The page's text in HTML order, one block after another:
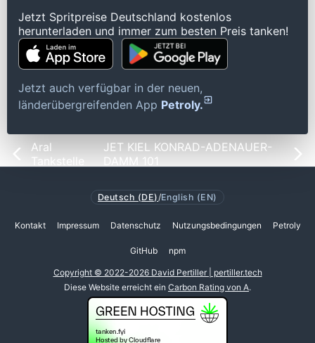
Jetzt Spritpreise Deutschland kostenlos
herunterladen und immer zum besten Preis tanken!
Jetzt auch verfügbar in der neuen,
länderübergreifenden App Petroly.
Aral
Tankstelle
JET KIEL KONRAD-ADENAUER-
DAMM 101
Deutsch (DE) /English (EN)
Kontakt Impressum Datenschutz Nutzungsbedingungen Petroly
GitHub npm
Copyright © 2022-2026 David Pertiller | pertiller.tech
Diese Website erreicht ein Carbon Rating von A.